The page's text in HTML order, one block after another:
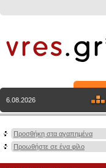
6.08.2026
Προσθήκη στα αγαπημένα
Προωθήστε σε ένα φίλο